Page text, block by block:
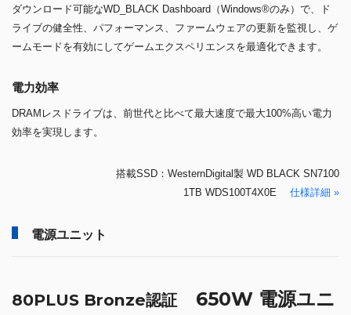
ダウンロード可能なWD_BLACK Dashboard（Windows®のみ）で、ド
ライブの健全性、パフォーマンス、ファームウェアの更新を監視し、ゲ
ームモードを有効にしてゲームエクスペリエンスを最適化できます。
電力効率
DRAMレスドライブは、前世代と比べて最大速度で最大100%高い電力
効率を実現します。
搭載SSD：WesternDigital製 WD BLACK SN7100
1TB WDS100T4X0E 仕様詳細 »
電源ユニット
80PLUS Bronze認証 650W 電源ユニ